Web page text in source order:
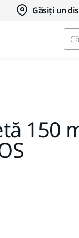
Găsiți un
150